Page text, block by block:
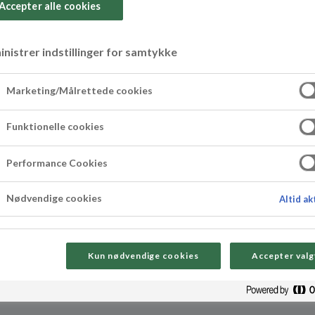
uten egg
en klassisk sjokoladekake, men helt uten
sikker vinner til både hverdags og fest!
alle cookies
indstillinger for samtykke
Marketing/Målrettede cookies
Funktionelle cookies
Performance Cookies
Nødvendige cookies Altid
Kun nødvendige cookies Accepter